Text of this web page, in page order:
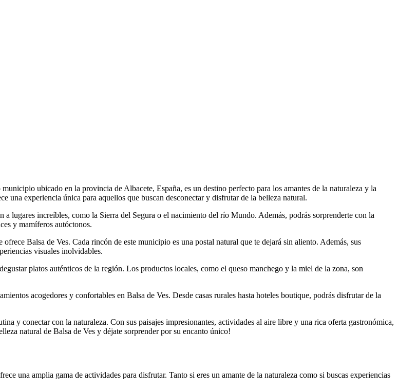
ubicado en la provincia de Albacete, España, es un destino perfecto para los amantes de la naturaleza y la
una experiencia única para aquellos que buscan desconectar y disfrutar de la belleza natural.
lugares increíbles, como la Sierra del Segura o el nacimiento del río Mundo. Además, podrás sorprenderte con la
y mamíferos autóctonos.
Balsa de Ves. Cada rincón de este municipio es una postal natural que te dejará sin aliento. Además, sus
visuales inolvidables.
platos auténticos de la región. Los productos locales, como el queso manchego y la miel de la zona, son
acogedores y confortables en Balsa de Ves. Desde casas rurales hasta hoteles boutique, podrás disfrutar de la
y conectar con la naturaleza. Con sus paisajes impresionantes, actividades al aire libre y una rica oferta gastronómica,
natural de Balsa de Ves y déjate sorprender por su encanto único!
una amplia gama de actividades para disfrutar. Tanto si eres un amante de la naturaleza como si buscas experiencias